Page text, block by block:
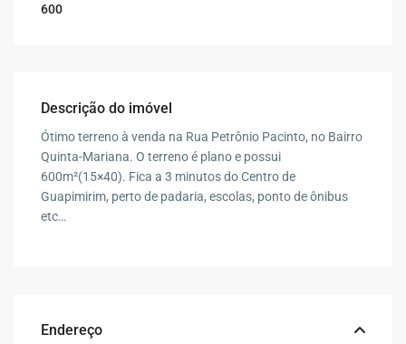
600
Descrição do imóvel
Ótimo terreno à venda na Rua Petrônio Pacinto, no Bairro
Quinta-Mariana. O terreno é plano e possui
600m²(15×40). Fica a 3 minutos do Centro de
Guapimirim, perto de padaria, escolas, ponto de ônibus
etc…
Endereço